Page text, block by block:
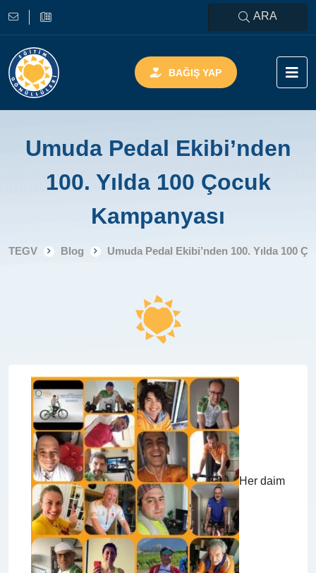
ARA
BAĞIŞ YAP
Umuda Pedal Ekibi’nden
100. Yılda 100 Çocuk
Kampanyası
TEGV Blog Umuda Pedal Ekibi’nden 100. Yılda 100
Her daim